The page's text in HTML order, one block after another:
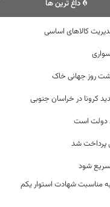
داغ ترین ها
کالاهای اساسی
روز جهانی خاک
دولت است
شود
مناسبت شهادت استوار یکم